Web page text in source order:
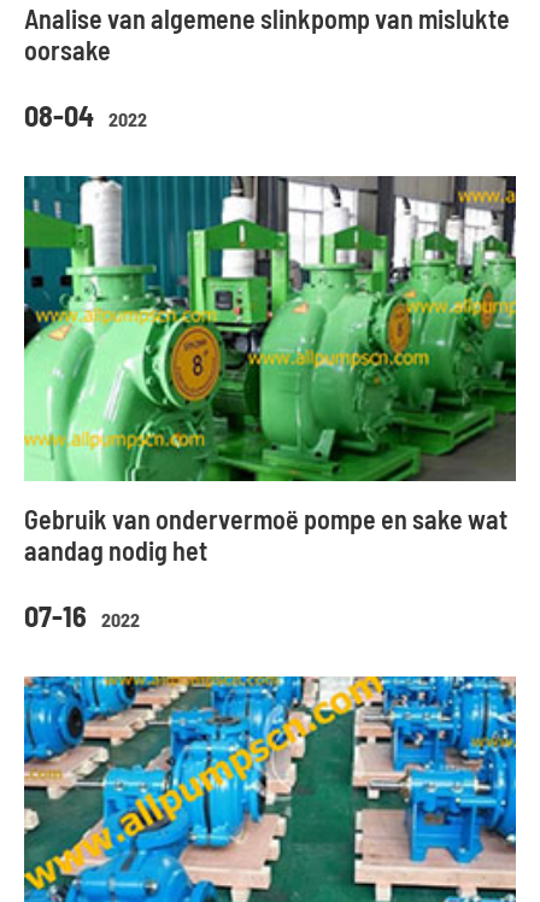
08-04 2022
Analise van algemene slinkpomp van mislukte
oorsake
07-16 2022
Gebruik van ondervermoë pompe en sake wat
aandag nodig het